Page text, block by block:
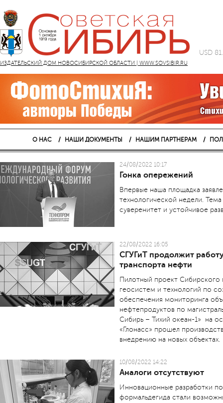
ИЗДАТЕЛЬСКИЙ ДОМ НОВОСИБИРСКОЙ ОБЛАСТИ | WWW.SOVSIBIR.RU
USD
О НАС НАШИ ДОКУМЕНТЫ НАШИМ ПАРТНЕРАМ
24/08/2022 10:17
Гонка опережений
Впервые наша площадка
технологической недели.
суверенитет и устойчивое
22/08/2022 16:05
СГУГиТ продолжит
транспорта нефти
Пилотный проект Сибирского
геосистем и технологий по
обеспечения мониторинга
нефтепродуктов по
Сибирь – Тихий океан-1» на
«Глонасс» прошел
внедрению на новых объектах.
10/08/2022 14:22
Аналоги отсутствуют
Инновационные разработки
формальдегида стали